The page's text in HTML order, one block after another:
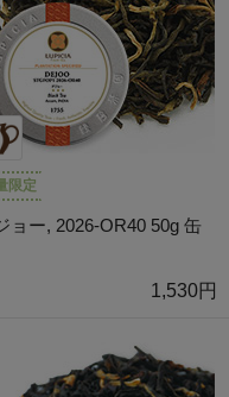
限定
ョー, 2026-OR40 50g 缶
1,530円